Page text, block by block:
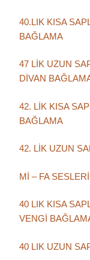
40.LIK KISA
BAĞLAMA
47 LİK UZUN
DİVAN
42. LİK KISA
BAĞLAMA
42. LİK UZUN
Mİ – FA
40 LIK KISA
VENGİ
40 LIK UZUN